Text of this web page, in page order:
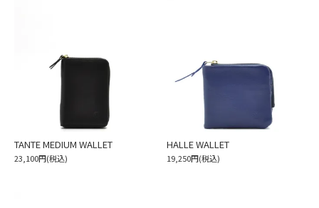
TANTE MEDIUM WALLET
23,100円(税込)
HALLE WALLET
19,250円(税込)